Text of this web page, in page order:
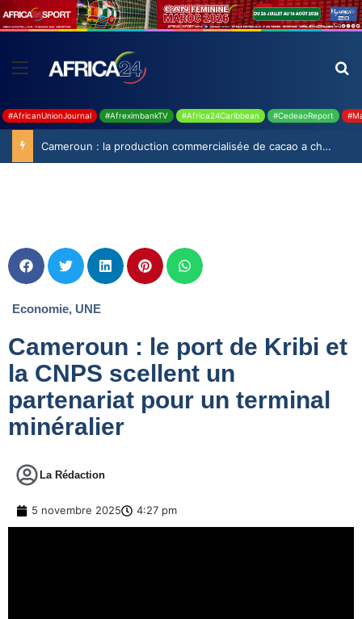
#AfricanUnionJournal #AfreximbankTV #Africa24Caribbean #CedeaoReport
Cameroun : la production commercialisée de cacao a chuté de 19,9% durant la saison 2025-2026
Economie, UNE
Cameroun : le port de Kribi et
la CNPS scellent un
partenariat pour un terminal
minéralier
La Rédaction
5 novembre 2025 4:27 pm